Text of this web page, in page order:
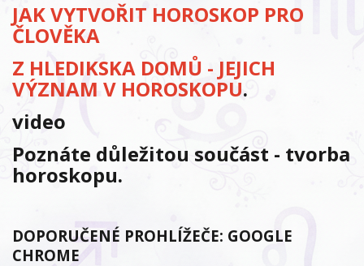
JAK VYTVOŘIT HOROSKOP PRO
ČLOVĚKA
Z HLEDIKSKA DOMŮ - JEJICH
VÝZNAM V HOROSKOPU.
video
Poznáte důležitou součást - tvorba
horoskopu.
DOPORUČENÉ PROHLÍŽEČE: GOOGLE
CHROME